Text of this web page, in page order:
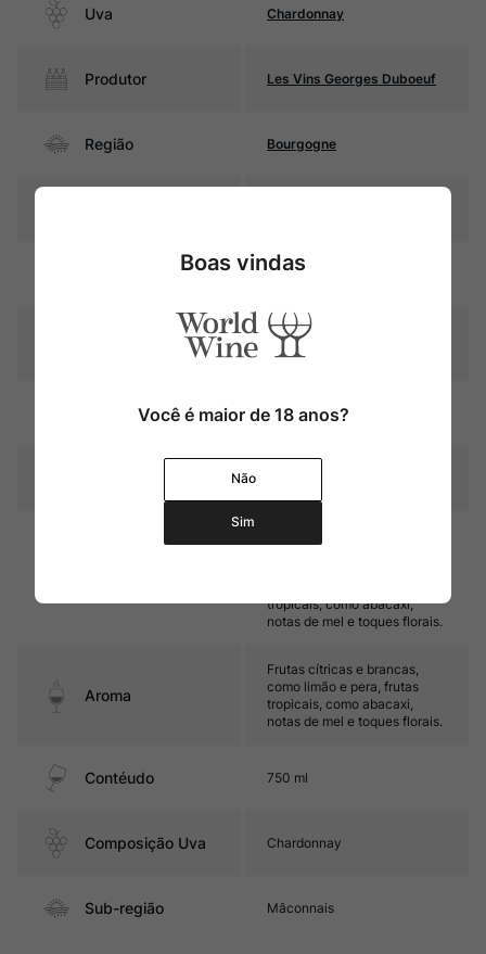
Uva Chardonnay
Produtor Les Vins Georges Duboeuf
Região Bourgogne
Amarelo palha com reflexos
Graduação Alcóoli
13,5%
Amadurecimento Sem estágio em carvalho
tropicais, como abacaxi,
notas de mel e toques florais.
Aroma
Frutas cítricas e brancas,
como limão e pera, frutas
tropicais, como abacaxi,
notas de mel e toques florais.
Contéudo 750 ml
Composição Uva Chardonnay
Sub-região Mâconnais
Boas vindas
Você é maior de 18 anos?
Não
Sim